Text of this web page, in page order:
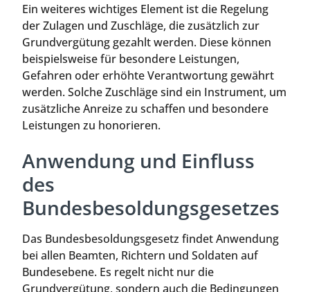
Ein weiteres wichtiges Element ist die Regelung
der Zulagen und Zuschläge, die zusätzlich zur
Grundvergütung gezahlt werden. Diese können
beispielsweise für besondere Leistungen,
Gefahren oder erhöhte Verantwortung gewährt
werden. Solche Zuschläge sind ein Instrument, um
zusätzliche Anreize zu schaffen und besondere
Leistungen zu honorieren.
Anwendung und Einfluss
des
Bundesbesoldungsgesetzes
Das Bundesbesoldungsgesetz findet Anwendung
bei allen Beamten, Richtern und Soldaten auf
Bundesebene. Es regelt nicht nur die
Grundvergütung, sondern auch die Bedingungen